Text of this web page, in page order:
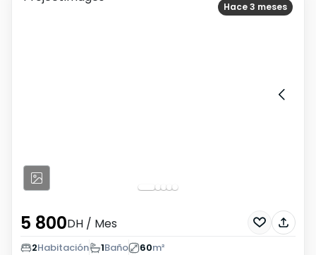
Hace 3 meses
5 800DH / Mes
2Habitación 1Baño 60m²